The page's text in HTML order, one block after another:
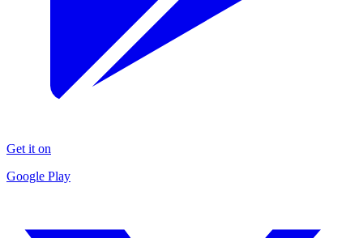
Get it on
Google Play